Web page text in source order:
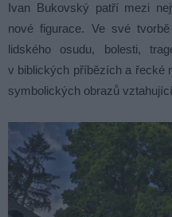
Ivan Bukovský patří mezi
nové figurace. Ve své
lidského osudu, bolesti,
v biblických příbězích a řecké
symbolických obrazů